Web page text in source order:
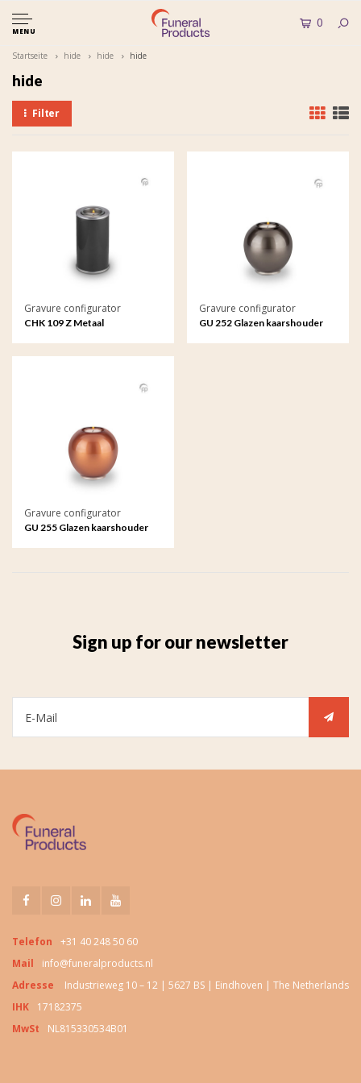
MENU
0
Startseite hide hide hide
hide
Filter
Gravure configurator
CHK 109 Z Metaal
Gravure configurator
GU 252 Glazen kaarshouder
Gravure configurator
GU 255 Glazen kaarshouder
Sign up for our newsletter
Telefon
+31 40 248 50 60
Mail
info@funeralproducts.nl
Adresse
Industrieweg 10 – 12 | 5627 BS | Eindhoven | The Netherlands
IHK
17182375
MwSt
NL815330534B01